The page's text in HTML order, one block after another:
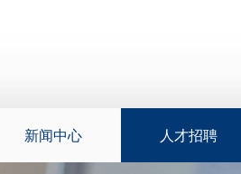
新闻中心 人才招聘